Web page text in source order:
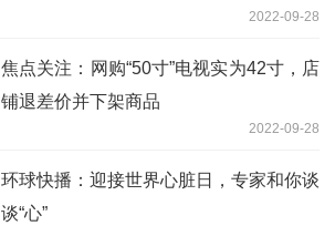
2022-09-28
焦点关注：网购“50寸”电视实为42寸，店
铺退差价并下架商品
2022-09-28
环球快播：迎接世界心脏日，专家和你谈
谈“心”